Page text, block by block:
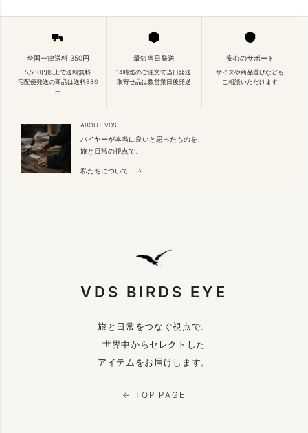
全国一律送料 350円
5,500円以上で送料無料
宅配便発送の商品は送料880
円
最短当日発送
14時迄のご注文で当日発送
取寄せ品は数営業日後発送
安心のサポート
サイズや商品選びなども
ご相談いただけます
ABOUT VDS
バイヤーが本当に良いと思ったものを、
旅と日常の視点で。
私たちについて →
VDS BIRDS EYE
旅と日常をつなぐ視点で、
世界中からセレクトした
アイテムをお届けします。
← TOP PAGE